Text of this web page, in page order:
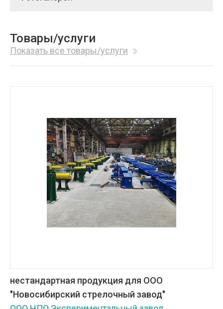
Товары/услуги
Показать все товары/услуги
нестандартная продукция для ООО
"Новосибирский стрелочный завод"